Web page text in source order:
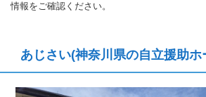
情報をご確認ください。
あじさい(神奈川県の自立援助ホ